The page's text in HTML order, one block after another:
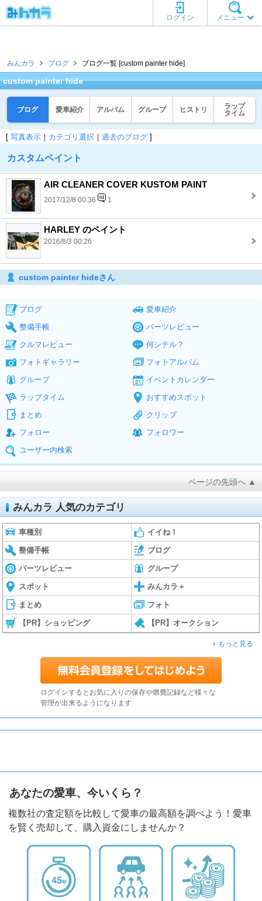
メニュー
ログイン
みんカラ ブログ ブログ一覧 [custom painter hide]
custom painter hide
ブログ 愛車紹介 アルバム グループ ヒストリ
ラップ
タイム
[ 写真表示 ｜ カテゴリ選択 ｜ 過去のブログ ]
カスタムペイント
AIR CLEANER COVER KUSTOM PAINT
2017/12/8 00:36 1
HARLEY のペイント
2016/8/3 00:26
custom painter hideさん
ブログ
愛車紹介
整備手帳
パーツレビュー
クルマレビュー
何シテル？
フォトギャラリー
フォトアルバム
グループ
イベントカレンダー
ラップタイム
おすすめスポット
まとめ
クリップ
フォロー
フォロワー
ユーザー内検索
ページの先頭へ ▲
みんカラ 人気のカテゴリ
車種別 イイね！
整備手帳 ブログ
パーツレビュー グループ
スポット みんカラ＋
まとめ フォト
【PR】ショッピング 【PR】オークション
もっと見る
ログインするとお気に入りの保存や燃費記録など様々な
管理が出来るようになります
あなたの愛車、今いくら？
複数社の査定額を比較して愛車の最高額を調べよう！愛車
を賢く売却して、購入資金にしませんか？